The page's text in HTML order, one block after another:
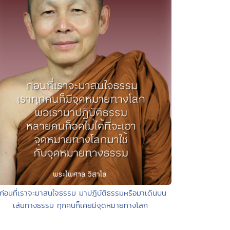
อนที่เราจะมาสนใจธรรม มาปฏิบัติธรรมหรือมาเดินบน
เส้นทางธรรม ทุกคนก็เคยมีจุดหมายทางโลก